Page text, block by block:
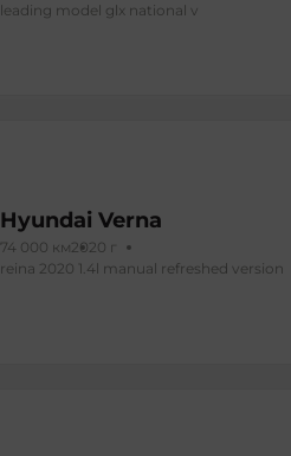
leading model glx national v
Hyundai Verna
74 000 км2020 г
reina 2020 1.4l manual refreshed version